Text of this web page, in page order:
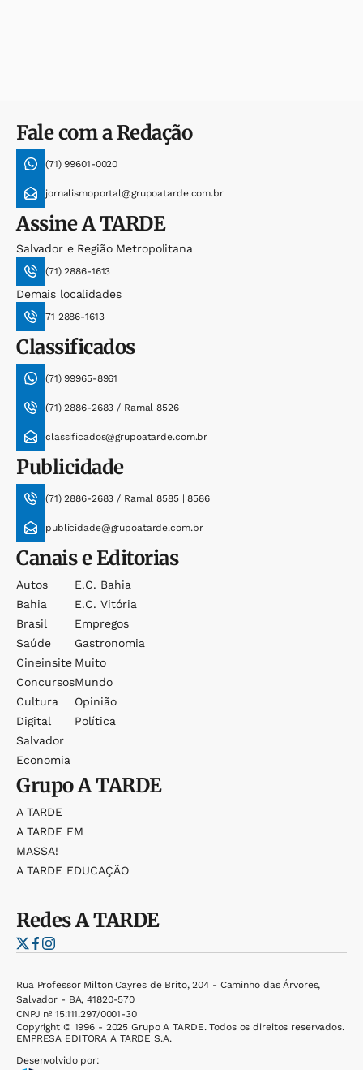
Fale com a Redação
(71) 99601-0020
jornalismoportal@grupoatarde.com.br
AssineA TARDE
Salvador e Região Metropolitana
(71) 2886-1613
Demais localidades
71 2886-1613
Classificados
(71) 99965-8961
(71) 2886-2683 / Ramal 8526
classificados@grupoatarde.com.br
Publicidade
(71) 2886-2683 / Ramal 8585 | 8586
publicidade@grupoatarde.com.br
Canais e Editorias
Autos
Bahia
Brasil
Saúde
Cineinsite
Concursos
Cultura
Digital
Salvador
Economia
E.c. Bahia
E.c. Vitória
Empregos
Gastronomia
Muito
Mundo
Opinião
Política
GrupoA TARDE
A TARDE
A TARDE FM
MASSA!
A TARDE EDUCAÇÃO
RedesA TARDE
Rua Professor Milton Cayres de Brito, 204 - Caminho das Árvores,
Salvador - BA, 41820-570
CNPJ nº 15.111.297/0001-30
Copyright © 1996 - 2025 Grupo A TARDE. Todos os direitos reservados.
EMPRESA EDITORA A TARDE S.A.
Desenvolvido por: